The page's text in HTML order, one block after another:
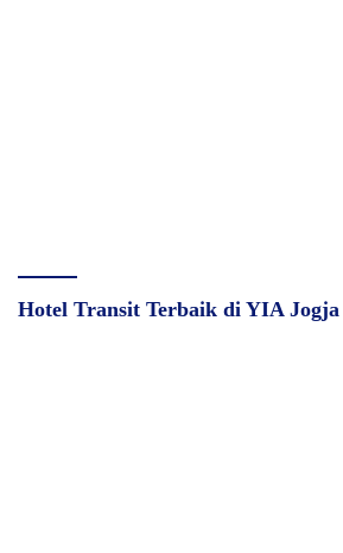
Hotel Transit Terbaik di YIA Jogja